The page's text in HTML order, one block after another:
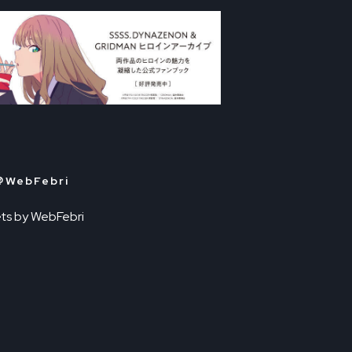
WebFebri
by WebFebri